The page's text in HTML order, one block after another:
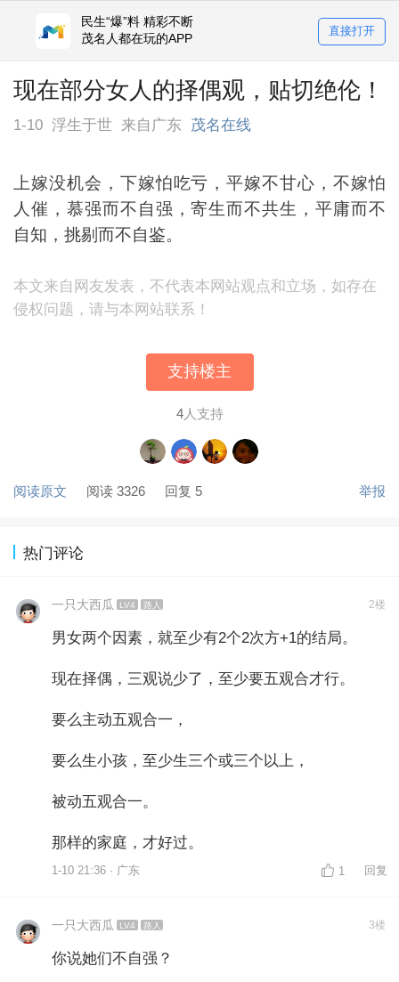
民生“爆”料 精彩不断
茂名人都在玩的APP
直接打开
现在部分女人的择偶观，贴切绝伦！
1-10 浮生于世 来自广东 茂名在线
上嫁没机会，下嫁怕吃亏，平嫁不甘心，不嫁怕
人催，慕强而不自强，寄生而不共生，平庸而不
自知，挑剔而不自鉴。
本文来自网友发表，不代表本网站观点和立场，如存在
侵权问题，请与本网站联系！
支持楼主
4人支持
阅读原文 阅读 3326 回复 5 举报
热门评论
一只大西瓜 LV4 路人 2楼
男女两个因素，就至少有2个2次方+1的结局。
现在择偶，三观说少了，至少要五观合才行。
要么主动五观合一，
要么生小孩，至少生三个或三个以上，
被动五观合一。
那样的家庭，才好过。
1-10 21:36 · 广东 1 回复
一只大西瓜 LV4 路人 3楼
你说她们不自强？